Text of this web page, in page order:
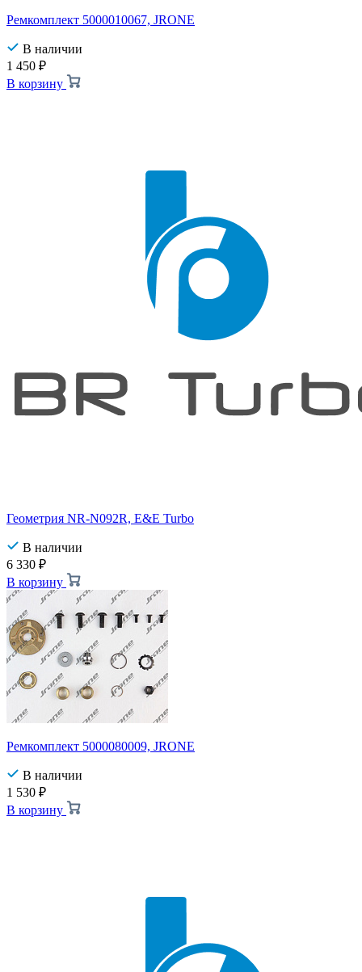
Ремкомплект 5000010067, JRONE
В наличии
1 450 ₽
В корзину
Геометрия NR-N092R, E&E Turbo
В наличии
6 330 ₽
В корзину
Ремкомплект 5000080009, JRONE
В наличии
1 530 ₽
В корзину